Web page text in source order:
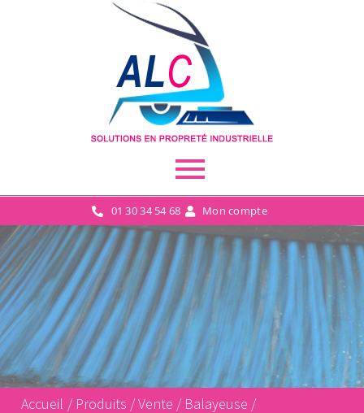
01 30 34 54 68 Mon compte
Accueil / Produits /Vente / Balayeuse /